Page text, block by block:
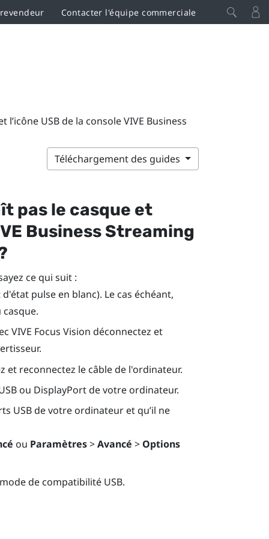
Contacter l'équipe commerciale
USB de la console VIVE Business
Téléchargement des guides
pas le casque et
Business Streaming
ce qui suit :
pulse en blanc). Le cas échéant,
VIVE Focus Vision déconnectez et
et reconnectez le câble de l'ordinateur.
ou DisplayPortde votre ordinateur.
USB de votre ordinateur et qu’il ne
ou Paramètres>Avancé > Options
de compatibilité USB.